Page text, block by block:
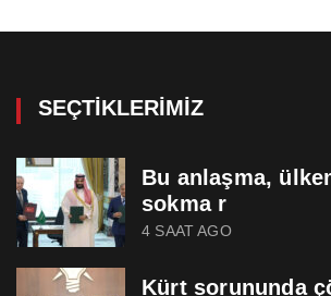
SEÇTIKLERIMIZ
Bu anlaşma,
sokma r
4 SAAT AGO
Kürt sorununda